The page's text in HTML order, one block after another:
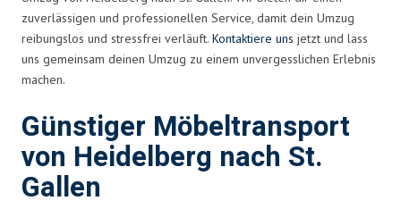
zuverlässigen und professionellen Service, damit dein Umzug
reibungslos und stressfrei verläuft. Kontaktiere uns jetzt und lass
uns gemeinsam deinen Umzug zu einem unvergesslichen Erlebnis
machen.
Günstiger Möbeltransport
von Heidelberg nach St.
Gallen